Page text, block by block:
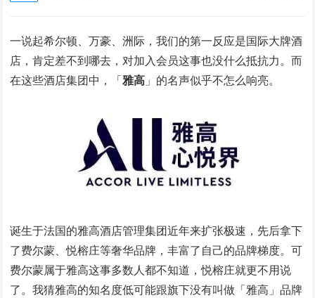
一说起希尔顿、万豪、洲际，我们的第一反应是国际大牌酒
店，肯定差不到哪去，对加入会员这事也没什么抵抗力。而
在这些酒店集团中，「雅高 」的名声似乎不怎么响亮。
诞生于法国的雅高酒店管理集团近年来扩张极速，先后拿下
了费尔蒙、悦榕庄等奢华品牌，丰富了自己的品牌梯度。可
费尔蒙属于雅高这事多数人都不知道，悦榕庄就更不用说
了。我猜雅高的知名度低可能跟旗下没有叫做「雅高」品牌